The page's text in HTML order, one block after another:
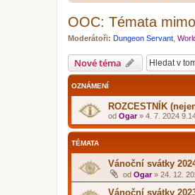
OOC: Témata
Moderátoři: Dungeon Servant
Nové téma
OZNÁMENÍ
ROZCESTNÍK
od Ogar» 4. 7. 2024
TÉMATA
Vánoční svátky
od Ogar» 24. 12.
Vánoční svátky